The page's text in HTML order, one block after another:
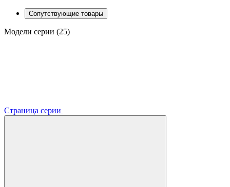
Сопутствующие товары
Модели серии (25)
Страница серии